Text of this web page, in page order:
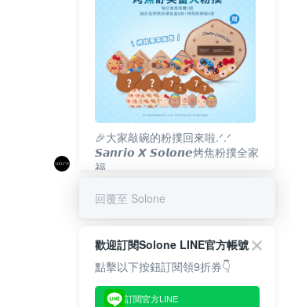
🎉大家敲碗的粉撲回來啦.ᐟ‪‪.ᐟ
𝙎𝙖𝙣𝙧𝙞𝙤 𝙓 𝙎𝙤𝙡𝙤𝙣𝙚烤焦粉撲全家
福
回覆至 Solone
歡迎訂閱Solone LINE官方帳號
點擊以下按鈕訂閱領9折券👇
訂閱官方LINE